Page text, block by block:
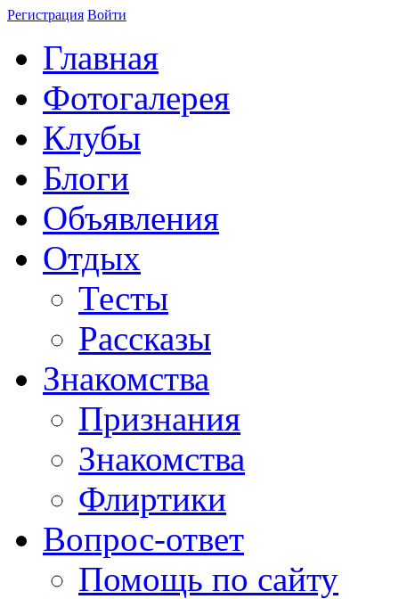
Регистрация Войти
Главная
Фотогалерея
Клубы
Блоги
Объявления
Отдых
Тесты
Рассказы
Знакомства
Признания
Знакомства
Флиртики
Вопрос-ответ
Помощь по сайту